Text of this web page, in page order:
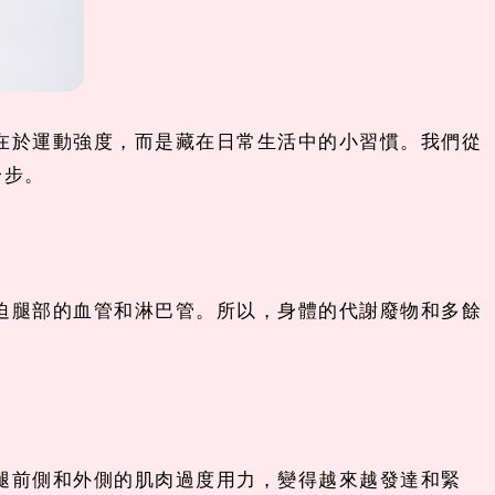
運動強度，而是藏在日常生活中的小習慣。我們從
。
部的血管和淋巴管。所以，身體的代謝廢物和多餘
側和外側的肌肉過度用力，變得越來越發達和緊